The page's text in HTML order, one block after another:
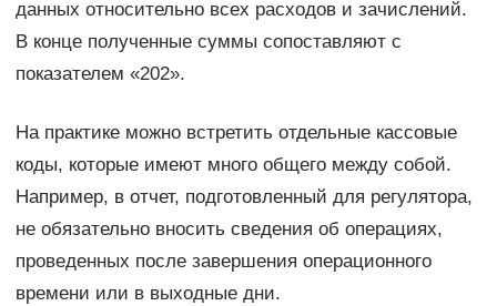
данных относительно всех расходов и зачислений.
В конце полученные суммы сопоставляют с
показателем «202».
На практике можно встретить отдельные кассовые
коды, которые имеют много общего между собой.
Например, в отчет, подготовленный для регулятора,
не обязательно вносить сведения об операциях,
проведенных после завершения операционного
времени или в выходные дни.